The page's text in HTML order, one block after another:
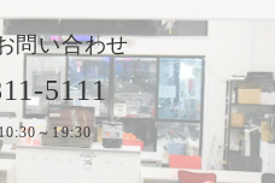
問い合わせ
5111
～19:30